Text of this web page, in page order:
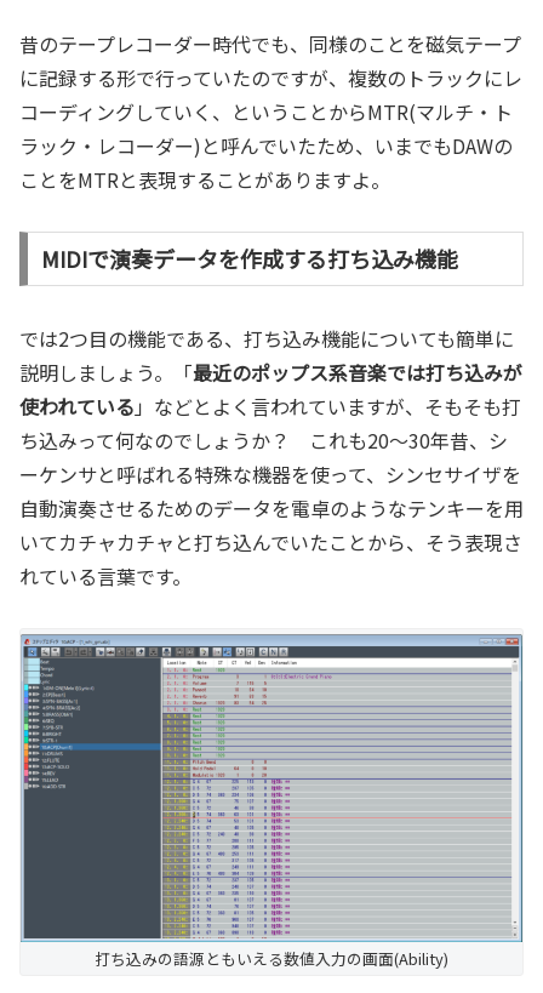
昔のテープレコーダー時代でも、同様のことを磁気テープ
に記録する形で行っていたのですが、複数のトラックにレ
コーディングしていく、ということからMTR(マルチ・ト
ラック・レコーダー)と呼んでいたため、いまでもDAWの
ことをMTRと表現することがありますよ。
MIDIで演奏データを作成する打ち込み機能
では2つ目の機能である、打ち込み機能についても簡単に
説明しましょう。「最近のポップス系音楽では打ち込みが
使われている 」などとよく言われていますが、そもそも打
ち込みって何なのでしょうか？ これも20～30年昔、シ
ーケンサと呼ばれる特殊な機器を使って、シンセサイザを
自動演奏させるためのデータを電卓のようなテンキーを用
いてカチャカチャと打ち込んでいたことから、そう表現さ
れている言葉です。
打ち込みの語源ともいえる数値入力の画面(Ability)